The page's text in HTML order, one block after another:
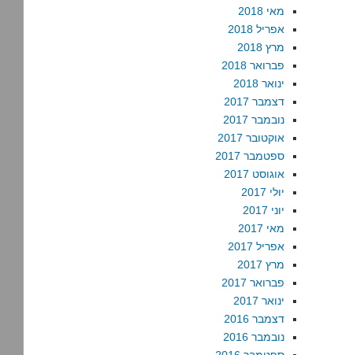
מאי 2018
אפריל 2018
מרץ 2018
פברואר 2018
ינואר 2018
דצמבר 2017
נובמבר 2017
אוקטובר 2017
ספטמבר 2017
אוגוסט 2017
יולי 2017
יוני 2017
מאי 2017
אפריל 2017
מרץ 2017
פברואר 2017
ינואר 2017
דצמבר 2016
נובמבר 2016